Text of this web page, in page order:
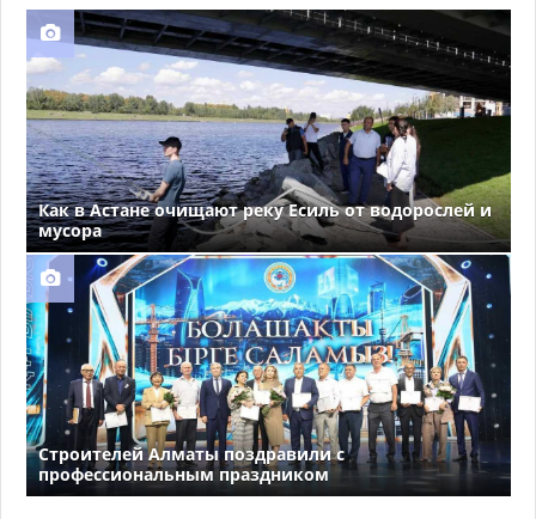
Как в Астане очищают реку Есиль от водорослей и
мусора
Строителей Алматы поздравили с
профессиональным праздником